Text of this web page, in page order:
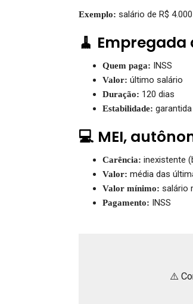
Exemplo: salário de R$
🧹
Quem paga: INSS
Valor: último salário
Duração: 120 dias
Estabilidade:
💻 MEI,
Carência: inexistente
Valor: média das
Valor mínimo: salário
Pagamento: INSS
⚠️